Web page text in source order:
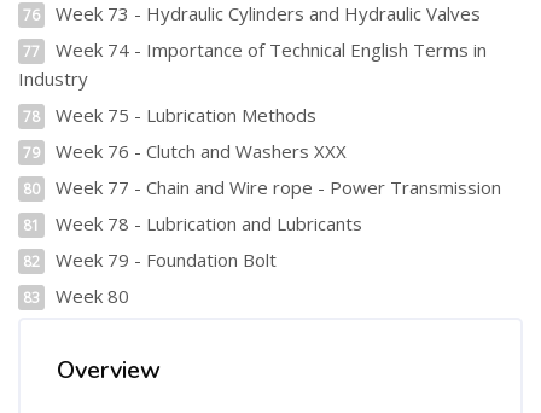
76 Week 73 - Hydraulic Cylinders and Hydraulic Valves
77
Week 74 - Importance of Technical English Terms in
Industry
78 Week 75 - Lubrication Methods
79 Week 76 - Clutch and Washers XXX
80 Week 77 - Chain and Wire rope - Power Transmission
81 Week 78 - Lubrication and Lubricants
82 Week 79 - Foundation Bolt
83
Week 80
Overview